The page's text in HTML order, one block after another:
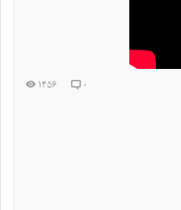
۰ ۱۴۵۶